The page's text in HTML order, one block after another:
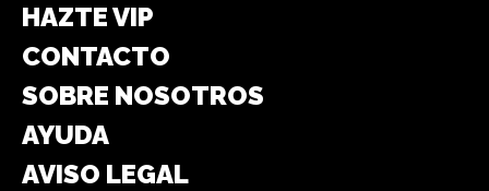
HAZTE VIP
CONTACTO
SOBRE NOSOTROS
AYUDA
AVISO LEGAL